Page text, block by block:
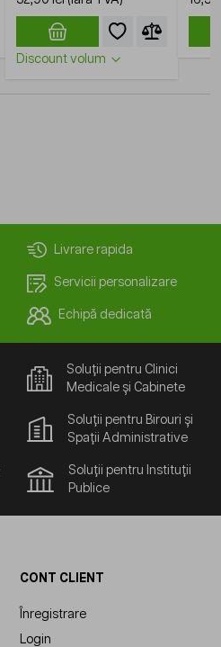
Discount volum
Livrare rapida
Servicii personalizare
Echipă dedicată
Soluții pentru Clinici
Medicale și Cabinete
Soluții pentru Birouri și
Spații Administrative
Soluții pentru Instituții
Publice
CONT CLIENT
Înregistrare
Login